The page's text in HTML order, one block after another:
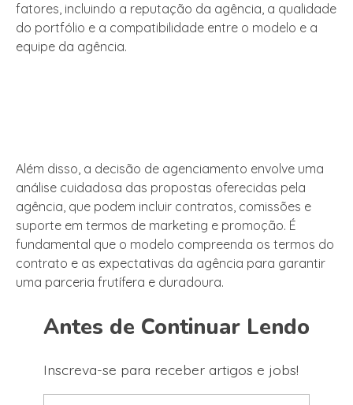
fatores, incluindo a reputação da agência, a qualidade
do portfólio e a compatibilidade entre o modelo e a
equipe da agência.
Além disso, a decisão de agenciamento envolve uma
análise cuidadosa das propostas oferecidas pela
agência, que podem incluir contratos, comissões e
suporte em termos de marketing e promoção. É
fundamental que o modelo compreenda os termos do
contrato e as expectativas da agência para garantir
uma parceria frutífera e duradoura.
Antes de Continuar Lendo
Inscreva-se para receber artigos e jobs!